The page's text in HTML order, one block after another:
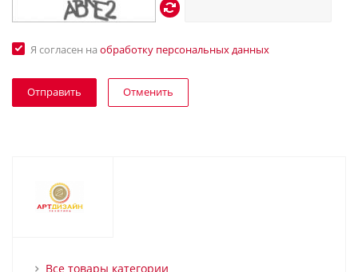
Я согласен на обработку персональных данных
Отменить
Все товары категории